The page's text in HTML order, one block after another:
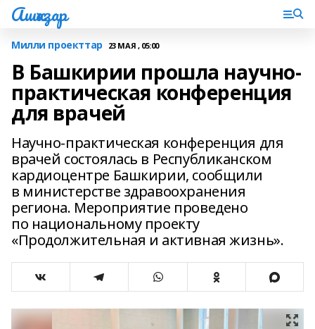
Ашҡаҙар
Милли проекттар 23 МАЯ , 05:00
В Башкирии прошла научно-
практическая конференция
для врачей
Научно-практическая конференция для
врачей состоялась в Республиканском
кардиоцентре Башкирии, сообщили
в министерстве здравоохранения
региона. Мероприятие проведено
по национальному проекту
«Продолжительная и активная жизнь».